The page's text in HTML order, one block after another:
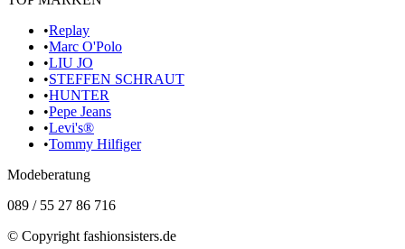
•Replay
•Marc O'Polo
•LIU JO
•STEFFEN SCHRAUT
•HUNTER
•Pepe Jeans
•Levi's®
•Tommy Hilfiger
Modeberatung
089 / 55 27 86 716
© Copyright fashionsisters.de